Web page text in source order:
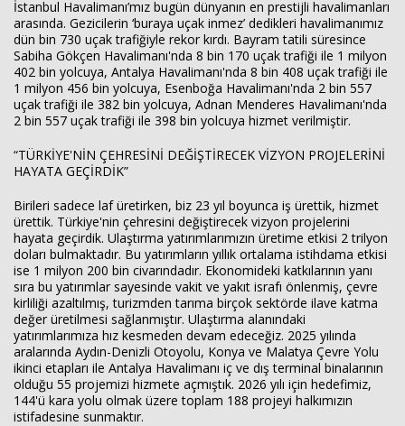
İstanbul Havalimanı’mız bugün dünyanın en prestijli havalimanları
arasında. Gezicilerin ‘buraya uçak inmez’ dedikleri havalimanımız
dün bin 730 uçak trafiğiyle rekor kırdı. Bayram tatili süresince
Sabiha Gökçen Havalimanı'nda 8 bin 170 uçak trafiği ile 1 milyon
402 bin yolcuya, Antalya Havalimanı'nda 8 bin 408 uçak trafiği ile
1 milyon 456 bin yolcuya, Esenboğa Havalimanı'nda 2 bin 557
uçak trafiği ile 382 bin yolcuya, Adnan Menderes Havalimanı'nda
2 bin 557 uçak trafiği ile 398 bin yolcuya hizmet verilmiştir.
“TÜRKİYE'NİN ÇEHRESİNİ DEĞİŞTİRECEK VİZYON PROJELERİNİ
HAYATA GEÇİRDİK”
Birileri sadece laf üretirken, biz 23 yıl boyunca iş ürettik, hizmet
ürettik. Türkiye'nin çehresini değiştirecek vizyon projelerini
hayata geçirdik. Ulaştırma yatırımlarımızın üretime etkisi 2 trilyon
doları bulmaktadır. Bu yatırımların yıllık ortalama istihdama etkisi
ise 1 milyon 200 bin civarındadır. Ekonomideki katkılarının yanı
sıra bu yatırımlar sayesinde vakit ve yakıt israfı önlenmiş, çevre
kirliliği azaltılmış, turizmden tarıma birçok sektörde ilave katma
değer üretilmesi sağlanmıştır. Ulaştırma alanındaki
yatırımlarımıza hız kesmeden devam edeceğiz. 2025 yılında
aralarında Aydın-Denizli Otoyolu, Konya ve Malatya Çevre Yolu
ikinci etapları ile Antalya Havalimanı iç ve dış terminal binalarının
olduğu 55 projemizi hizmete açmıştık. 2026 yılı için hedefimiz,
144'ü kara yolu olmak üzere toplam 188 projeyi halkımızın
istifadesine sunmaktır.